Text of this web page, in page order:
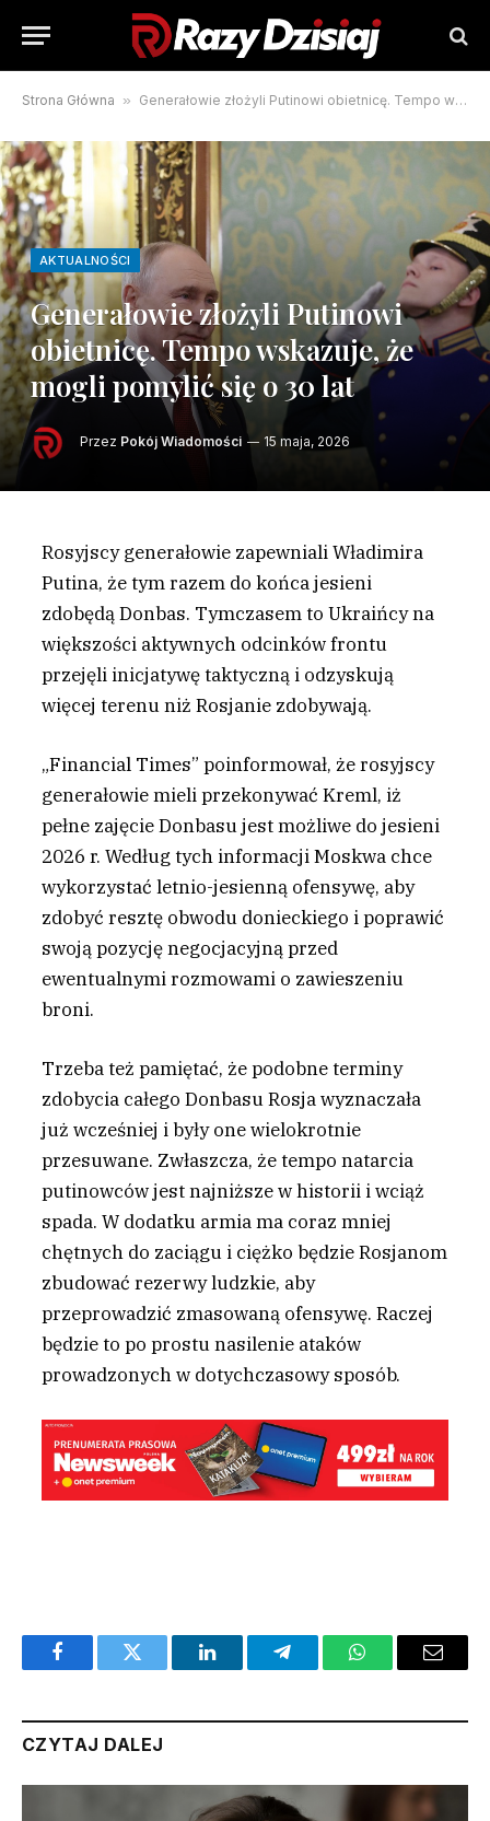
Strona Główna » Generałowie złożyli Putinowi obietnicę. Tempo wskazuje, że mogli pomylić się o 30 lat
AKTUALNOŚCI
Generałowie złożyli Putinowi
obietnicę. Tempo wskazuje, że
mogli pomylić się o 30 lat
Przez Pokój Wiadomości 15 maja, 2026
Rosyjscy generałowie zapewniali Władimira
Putina, że tym razem do końca jesieni
zdobędą Donbas. Tymczasem to Ukraińcy na
większości aktywnych odcinków frontu
przejęli inicjatywę taktyczną i odzyskują
więcej terenu niż Rosjanie zdobywają.
„Financial Times” poinformował, że rosyjscy
generałowie mieli przekonywać Kreml, iż
pełne zajęcie Donbasu jest możliwe do jesieni
2026 r. Według tych informacji Moskwa chce
wykorzystać letnio-jesienną ofensywę, aby
zdobyć resztę obwodu donieckiego i poprawić
swoją pozycję negocjacyjną przed
ewentualnymi rozmowami o zawieszeniu
broni.
Trzeba też pamiętać, że podobne terminy
zdobycia całego Donbasu Rosja wyznaczała
już wcześniej i były one wielokrotnie
przesuwane. Zwłaszcza, że tempo natarcia
putinowców jest najniższe w historii i wciąż
spada. W dodatku armia ma coraz mniej
chętnych do zaciągu i ciężko będzie Rosjanom
zbudować rezerwy ludzkie, aby
przeprowadzić zmasowaną ofensywę. Raczej
będzie to po prostu nasilenie ataków
prowadzonych w dotychczasowy sposób.
FacebookTwitter LinkedInTelegramWhatsAppEmail
CZYTAJ DALEJ